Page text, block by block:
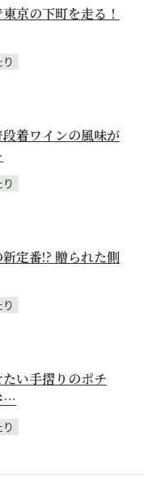
京の下町を走る！
着ワインの風味が
定番!? 贈られた側
い手摺りのポチ
…